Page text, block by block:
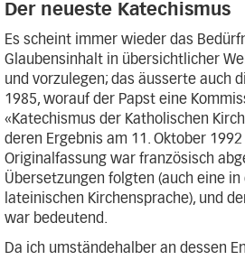
Der neueste Katechismus
Es scheint immer wieder das
Glaubensinhalt in übersichtlicher
und vorzulegen; das äusserte auch
1985, worauf der Papst eine
«Katechismus der Katholischen
deren Ergebnis am 11. Oktober
Originalfassung war französisch
Übersetzungen folgten (auch eine
lateinischen Kirchensprache), und
war bedeutend.
Da ich umständehalber an dessen